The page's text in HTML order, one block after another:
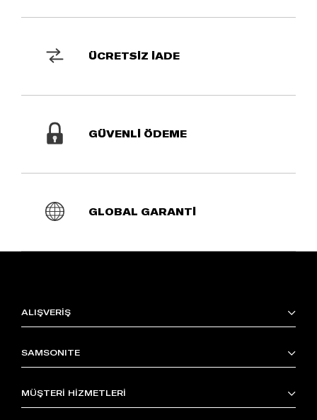
ÜCRETSİZ İADE
GÜVENLİ ÖDEME
GLOBAL GARANTİ
ALIŞVERİŞ
SAMSONITE
MÜŞTERİ HİZMETLERİ